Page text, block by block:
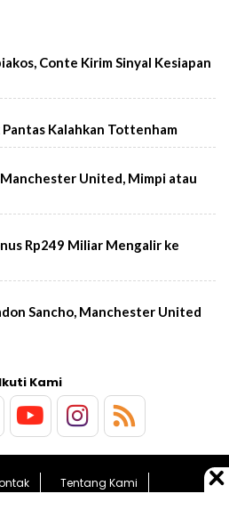
Conte Kirim Sinyal Kesiapan
Pantas Kalahkan Tottenham
United, Mimpi atau
Rp249 Miliar Mengalir ke
Sancho, Manchester United
Ikuti Kami
Tentang Kami